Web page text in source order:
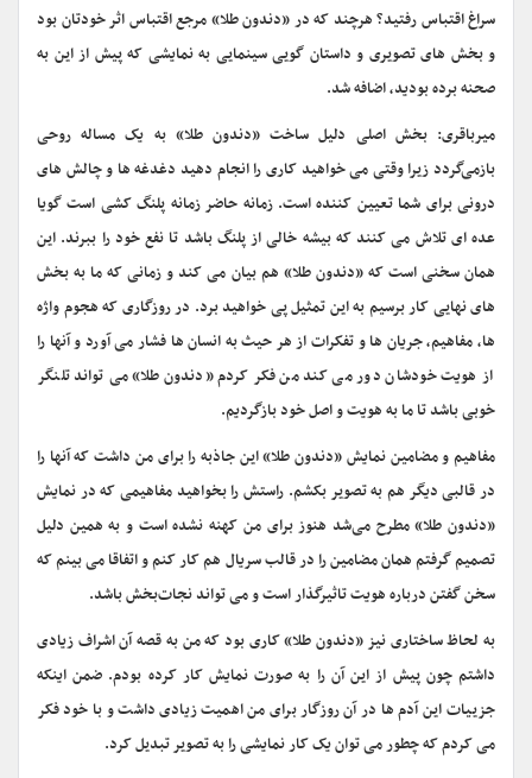
سراغ اقتباس رفتید؟ هرچند که در «دندون طلا» مرجع اقتباس اثر خودتان بود
و بخش های تصویری و داستان گویی سینمایی به نمایشی که پیش از این به
صحنه برده بودید، اضافه شد.
میرباقری: بخش اصلی دلیل ساخت «دندون طلا» به یک مساله روحی
بازمی‌گردد زیرا وقتی می خواهید کاری را انجام دهید دغدغه ها و چالش های
درونی برای شما تعیین کننده است. زمانه حاضر زمانه پلنگ کشی است گویا
عده ای تلاش می کنند که بیشه خالی از پلنگ باشد تا نفع خود را ببرند. این
همان سخنی است که «دندون طلا» هم بیان می کند و زمانی که ما به بخش
های نهایی کار برسیم به این تمثیل پی خواهید برد. در روزگاری که هجوم واژه
ها، مفاهیم، جریان ها و تفکرات از هر حیث به انسان ها فشار می آورد و آنها را
از هویت خودشان دور می کند من فکر کردم «دندون طلا» می تواند تلنگر
خوبی باشد تا ما به هویت و اصل خود بازگردیم.
مفاهیم و مضامین نمایش «دندون طلا» این جاذبه را برای من داشت که آنها را
در قالبی دیگر هم به تصویر بکشم. راستش را بخواهید مفاهیمی که در نمایش
«دندون طلا» مطرح می‌شد هنوز برای من کهنه نشده است و به همین دلیل
تصمیم گرفتم همان مضامین را در قالب سریال هم کار کنم و اتفاقا می بینم که
سخن گفتن درباره هویت تاثیرگذار است و می تواند نجات‌بخش باشد.
به لحاظ ساختاری نیز «دندون طلا» کاری بود که من به قصه آن اشراف زیادی
داشتم چون پیش از این آن را به صورت نمایش کار کرده بودم. ضمن اینکه
جزییات این آدم ها در آن روزگار برای من اهمیت زیادی داشت و با خود فکر
می کردم که چطور می توان یک کار نمایشی را به تصویر تبدیل کرد.